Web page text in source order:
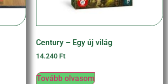
Century – Egy új világ
14.240 Ft
Tovább olvasom